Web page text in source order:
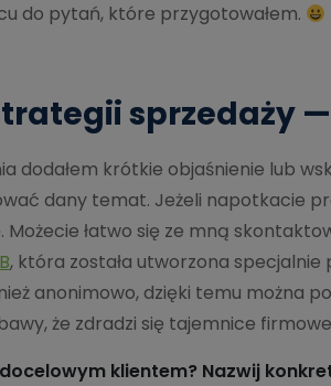
do pytań, które przygotowałem.
sprzedaży
dodałem krótkie objaśnienie lub
dany temat. Jeżeli napotkacie
Możecie łatwo się ze mną
, która została utworzona
anonimowo, dzięki temu można
że zdradzi się tajemnice
klientem? Nazwij